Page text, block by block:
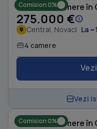
Comision 0%
Casă cu 4 camere în
275.000 €
Central, Novaci La
4 camere
Vezi
Comision 0%
Casă cu 4 camere în